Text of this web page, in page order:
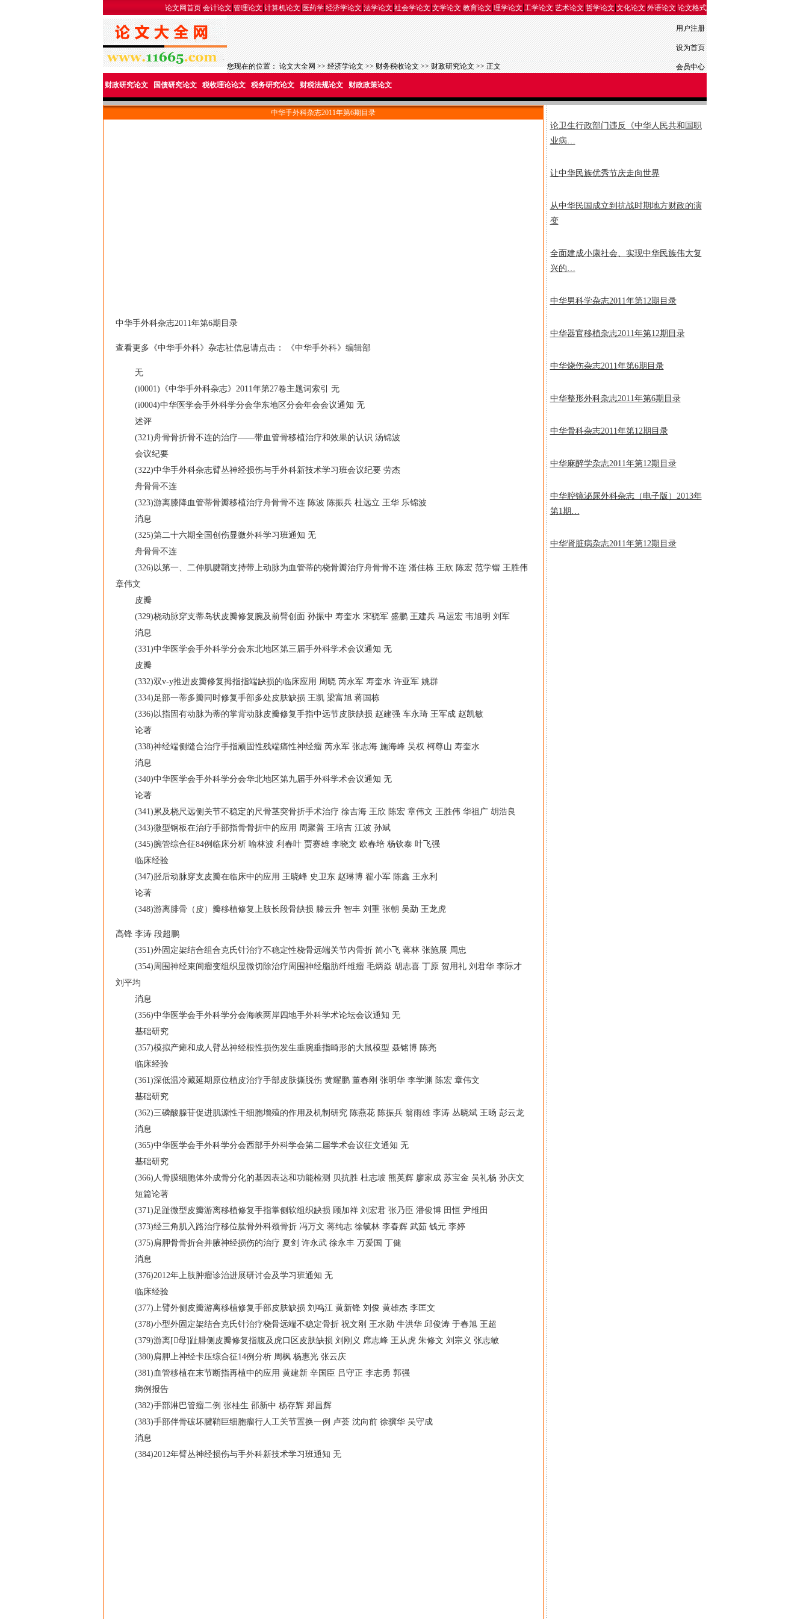
论文网首页|会计论文|管理论文|计算机论文| 医药学|经济学论文|法学论文|社会学论文|文学论文|教育论文|理学论文|工学论文|艺术论文|哲学论文|文化论文|外语论文|论文格式
用户注册
设为首页
您现在的位置：论文大全网>>经济学论文>>财务税收论文>>财政研究论文>> 正文 会员中心
财政研究论文 国债研究论文 税收理论论文 税务研究论文 财税法规论文 财政政策论文
中华手外科杂志2011年第6期目录
中华手外科杂志2011年第6期目录
查看更多《中华手外科》杂志社信息请点击： 《中华手外科》编辑部
无
(i0001)《中华手外科杂志》2011年第27卷主题词索引 无
(i0004)中华医学会手外科学分会华东地区分会年会会议通知 无
述评
(321)舟骨骨折骨不连的治疗——带血管骨移植治疗和效果的认识 汤锦波
会议纪要
(322)中华手外科杂志臂丛神经损伤与手外科新技术学习班会议纪要 劳杰
舟骨骨不连
(323)游离膝降血管蒂骨瓣移植治疗舟骨骨不连 陈波 陈振兵 杜远立 王华 乐锦波
消息
(325)第二十六期全国创伤显微外科学习班通知 无
舟骨骨不连
(326)以第一、二伸肌腱鞘支持带上动脉为血管蒂的桡骨瓣治疗舟骨骨不连 潘佳栋 王欣 陈宏 范学锴 王胜伟
章伟文
皮瓣
(329)桡动脉穿支蒂岛状皮瓣修复腕及前臂创面 孙振中 寿奎水 宋骁军 盛鹏 王建兵 马运宏 韦旭明 刘军
消息
(331)中华医学会手外科学分会东北地区第三届手外科学术会议通知 无
皮瓣
(332)双v-y推进皮瓣修复拇指指端缺损的临床应用 周晓 芮永军 寿奎水 许亚军 姚群
(334)足部一蒂多瓣同时修复手部多处皮肤缺损 王凯 梁富旭 蒋国栋
(336)以指固有动脉为蒂的掌背动脉皮瓣修复手指中远节皮肤缺损 赵建强 车永琦 王军成 赵凯敏
论著
(338)神经端侧缝合治疗手指顽固性残端痛性神经瘤 芮永军 张志海 施海峰 吴权 柯尊山 寿奎水
消息
(340)中华医学会手外科学分会华北地区第九届手外科学术会议通知 无
论著
(341)累及桡尺远侧关节不稳定的尺骨茎突骨折手术治疗 徐吉海 王欣 陈宏 章伟文 王胜伟 华祖广 胡浩良
(343)微型钢板在治疗手部指骨骨折中的应用 周聚普 王培吉 江波 孙斌
(345)腕管综合征84例临床分析 喻林波 利春叶 贾赛雄 李晓文 欧春培 杨钦泰 叶飞强
临床经验
(347)胫后动脉穿支皮瓣在临床中的应用 王晓峰 史卫东 赵琳博 翟小军 陈鑫 王永利
论著
(348)游离腓骨（皮）瓣移植修复上肢长段骨缺损 滕云升 智丰 刘重 张朝 吴勐 王龙虎
高锋 李涛 段超鹏
(351)外固定架结合组合克氏针治疗不稳定性桡骨远端关节内骨折 简小飞 蒋林 张施展 周忠
(354)周围神经束间瘤变组织显微切除治疗周围神经脂肪纤维瘤 毛炳焱 胡志喜 丁原 贺用礼 刘君华 李际才
刘平均
消息
(356)中华医学会手外科学分会海峡两岸四地手外科学术论坛会议通知 无
基础研究
(357)模拟产瘫和成人臂丛神经根性损伤发生垂腕垂指畸形的大鼠模型 聂铭博 陈亮
临床经验
(361)深低温冷藏延期原位植皮治疗手部皮肤撕脱伤 黄耀鹏 董春刚 张明华 李学渊 陈宏 章伟文
基础研究
(362)三磷酸腺苷促进肌源性干细胞增殖的作用及机制研究 陈燕花 陈振兵 翁雨雄 李涛 丛晓斌 王旸 彭云龙
消息
(365)中华医学会手外科学分会西部手外科学会第二届学术会议征文通知 无
基础研究
(366)人骨膜细胞体外成骨分化的基因表达和功能检测 贝抗胜 杜志坡 熊英辉 廖家成 苏宝金 吴礼杨 孙庆文
短篇论著
(371)足趾微型皮瓣游离移植修复手指掌侧软组织缺损 顾加祥 刘宏君 张乃臣 潘俊博 田恒 尹维田
(373)经三角肌入路治疗移位肱骨外科颈骨折 冯万文 蒋纯志 徐毓林 李春辉 武茹 钱元 李婷
(375)肩胛骨骨折合并腋神经损伤的治疗 夏剑 许永武 徐永丰 万爱国 丁健
消息
(376)2012年上肢肿瘤诊治进展研讨会及学习班通知 无
临床经验
(377)上臂外侧皮瓣游离移植修复手部皮肤缺损 刘鸣江 黄新锋 刘俊 黄雄杰 李匡文
(378)小型外固定架结合克氏针治疗桡骨远端不稳定骨折 祝文刚 王水勋 牛洪华 邱俊涛 于春旭 王超
(379)游离[母]趾腓侧皮瓣修复指腹及虎口区皮肤缺损 刘刚义 席志峰 王从虎 朱修文 刘宗义 张志敏
(380)肩胛上神经卡压综合征14例分析 周枫 杨惠光 张云庆
(381)血管移植在末节断指再植中的应用 黄建新 辛国臣 吕守正 李志勇 郭强
病例报告
(382)手部淋巴管瘤二例 张桂生 邵新中 杨存辉 郑昌辉
(383)手部伴骨破坏腱鞘巨细胞瘤行人工关节置换一例 卢荟 沈向前 徐骥华 吴守成
消息
(384)2012年臂丛神经损伤与手外科新技术学习班通知 无
论卫生行政部门违反《中华人民共和国职
业病…
让中华民族优秀节庆走向世界
从中华民国成立到抗战时期地方财政的演
变
全面建成小康社会、实现中华民族伟大复
兴的…
中华男科学杂志2011年第12期目录
中华器官移植杂志2011年第12期目录
中华烧伤杂志2011年第6期目录
中华整形外科杂志2011年第6期目录
中华骨科杂志2011年第12期目录
中华麻醉学杂志2011年第12期目录
中华腔镜泌尿外科杂志（电子版）2013年
第1期…
中华肾脏病杂志2011年第12期目录